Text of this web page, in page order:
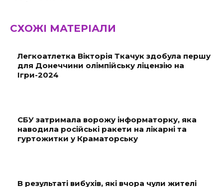
СХОЖІ МАТЕРІАЛИ
Легкоатлетка Вікторія Ткачук здобула першу
для Донеччини олімпійську ліцензію на
Ігри-2024
СБУ затримала ворожу інформаторку, яка
наводила російські ракети на лікарні та
гуртожитки у Краматорську
В результаті вибухів, які вчора чули жителі